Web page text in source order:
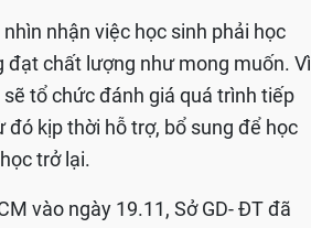
nhận việc học sinh phải học
chất lượng như mong muốn. Vì
tổ chức đánh giá quá trình tiếp
kịp thời hỗ trợ, bổ sung để học
trở lại.
vào ngày 19.11, Sở GD- ĐT đã